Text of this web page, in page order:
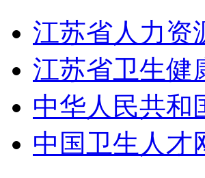
江苏省人力资
江苏省卫生健
中华人民共和
中国卫生人才